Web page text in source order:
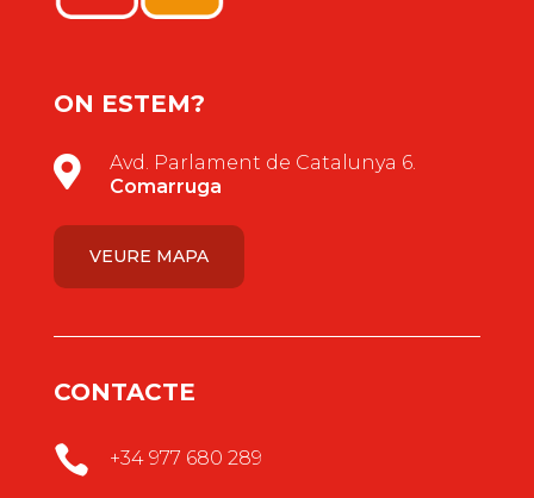
ON ESTEM?

Avd. Parlament de Catalunya 6.
Comarruga
VEURE MAPA
CONTACTE
 +34 977 680 289